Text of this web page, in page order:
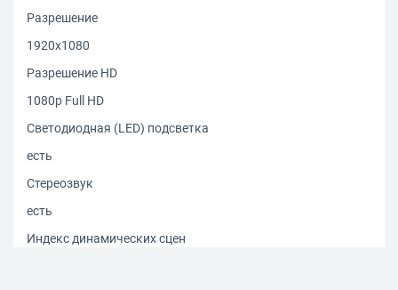
Разрешение
1920x1080
Разрешение HD
1080p Full HD
Светодиодная (LED) подсветка
есть
Стереозвук
есть
Индекс динамических сцен